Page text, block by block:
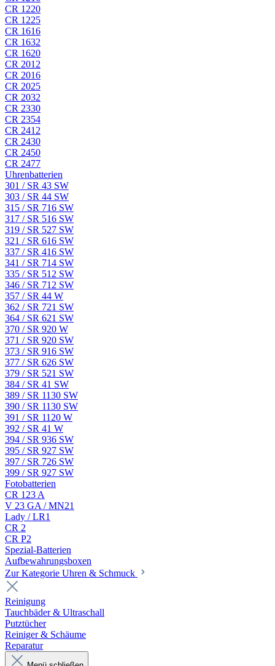
CR 1220
CR 1225
CR 1616
CR 1632
CR 1620
CR 2012
CR 2016
CR 2025
CR 2032
CR 2330
CR 2354
CR 2412
CR 2430
CR 2450
CR 2477
Uhrenbatterien
301 / SR 43 SW
303 / SR 44 SW
315 / SR 716 SW
317 / SR 516 SW
319 / SR 527 SW
321 / SR 616 SW
337 / SR 416 SW
341 / SR 714 SW
335 / SR 512 SW
346 / SR 712 SW
357 / SR 44 W
362 / SR 721 SW
364 / SR 621 SW
370 / SR 920 W
371 / SR 920 SW
373 / SR 916 SW
377 / SR 626 SW
379 / SR 521 SW
384 / SR 41 SW
389 / SR 1130 SW
390 / SR 1130 SW
391 / SR 1120 W
392 / SR 41 W
394 / SR 936 SW
395 / SR 927 SW
397 / SR 726 SW
399 / SR 927 SW
Fotobatterien
CR 123 A
V 23 GA / MN21
Lady / LR1
CR 2
CR P2
Spezial-Batterien
Aufbewahrungsboxen
Zur Kategorie Uhren & Schmuck
Reinigung
Tauchbäder & Ultraschall
Putztücher
Reiniger & Schäume
Reparatur